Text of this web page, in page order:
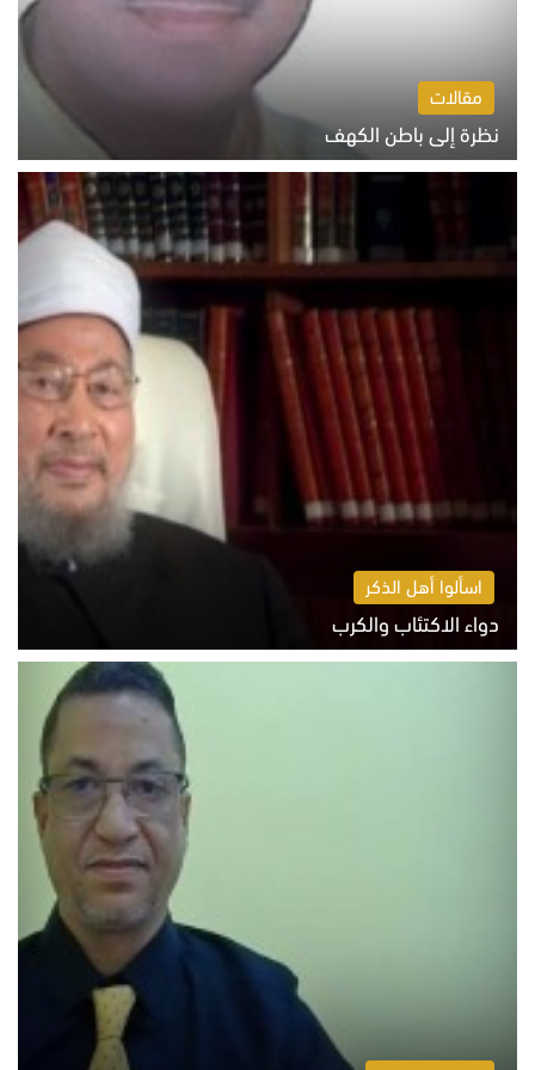
مقالات
نظرة إلى باطن الكهف
السبت 8 أغسطس 2026 11:04 ص
اسألوا أهل الذكر
دواء الاكتئاب والكرب
السبت 8 أغسطس 2026 10:54 ص